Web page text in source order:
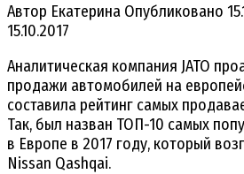
Автор Екатерина Опубликовано
15.10.2017
Аналитическая компания JATO
продажи автомобилей на
составила рейтинг самых
Так, был назван ТОП-10 самых
в Европе в 2017 году, который
Nissan Qashqai.